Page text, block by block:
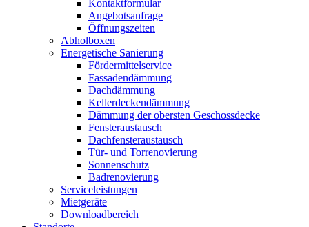
Kontaktformular
Angebotsanfrage
Öffnungszeiten
Abholboxen
Energetische Sanierung
Fördermittelservice
Fassadendämmung
Dachdämmung
Kellerdeckendämmung
Dämmung der obersten Geschossdecke
Fensteraustausch
Dachfensteraustausch
Tür- und Torrenovierung
Sonnenschutz
Badrenovierung
Serviceleistungen
Mietgeräte
Downloadbereich